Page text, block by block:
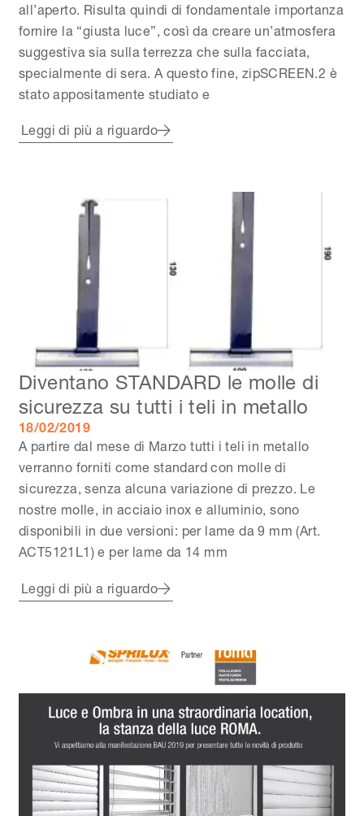
all’aperto. Risulta quindi di fondamentale importanza
fornire la “giusta luce”, così da creare un’atmosfera
suggestiva sia sulla terrezza che sulla facciata,
specialmente di sera. A questo fine, zipSCREEN.2 è
stato appositamente studiato e
Leggi di più a riguardo
Diventano STANDARD le molle di
sicurezza su tutti i teli in metallo
18/02/2019
A partire dal mese di Marzo tutti i teli in metallo
verranno forniti come standard con molle di
sicurezza, senza alcuna variazione di prezzo. Le
nostre molle, in acciaio inox e alluminio, sono
disponibili in due versioni: per lame da 9 mm (Art.
ACT5121L1) e per lame da 14 mm
Leggi di più a riguardo